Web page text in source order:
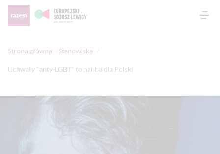
Strona główna Stanowiska
Uchwały "anty-LGBT" to hańba dla Polski